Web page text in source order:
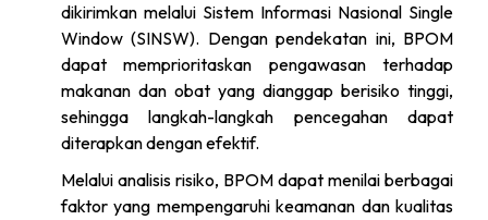
dikirimkan melalui Sistem Informasi Nasional Single
Window (SINSW). Dengan pendekatan ini, BPOM
dapat memprioritaskan pengawasan terhadap
makanan dan obat yang dianggap berisiko tinggi,
sehingga langkah-langkah pencegahan dapat
diterapkan dengan efektif.
Melalui analisis risiko, BPOM dapat menilai berbagai
faktor yang mempengaruhi keamanan dan kualitas